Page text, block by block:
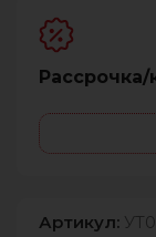
Артикул: